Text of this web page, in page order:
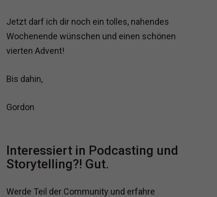
Jetzt darf ich dir noch ein tolles, nahendes
Wochenende wünschen und einen schönen
vierten Advent!
Bis dahin,
Gordon
Interessiert in Podcasting und
Storytelling?! Gut.
Werde Teil der Community und erfahre